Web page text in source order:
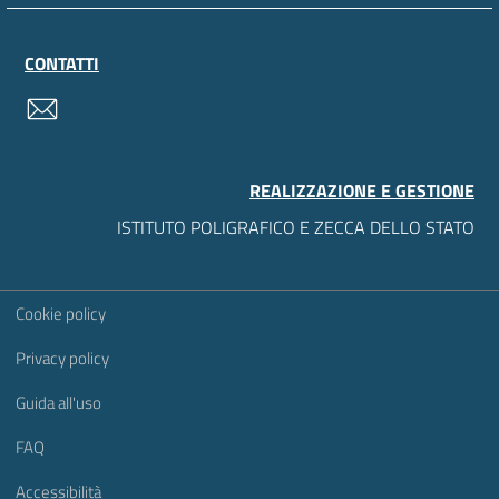
CONTATTI
REALIZZAZIONE E GESTIONE
ISTITUTO POLIGRAFICO E ZECCA DELLO STATO
Sezione Link Utili
Cookie policy
Privacy policy
Guida all'uso
FAQ
Accessibilità